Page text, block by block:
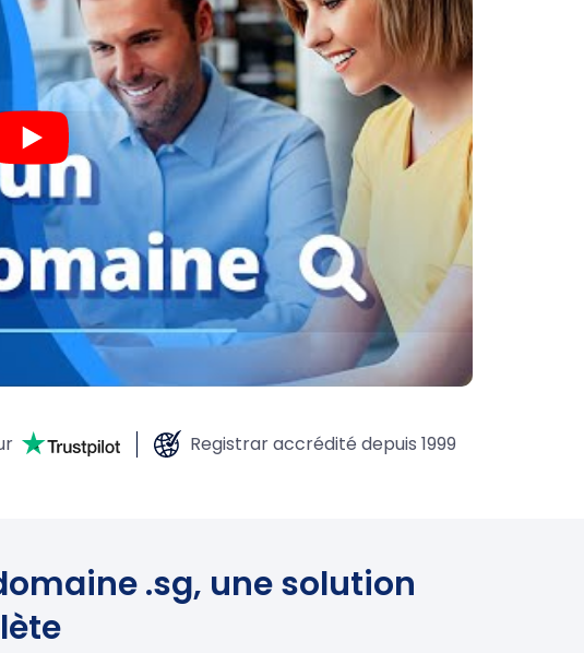
Registrar accrédité depuis 1999
.sg, une solution